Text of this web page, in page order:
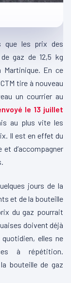
que les prix des
gaz de 12,5 kg
Martinique. En ce
tire à nouveau
un courrier au
le 13 juillet
au plus vite les
Il est en effet du
et d’accompagner
jours de la
et de la bouteille
du gaz pourrait
doivent déjà
elles ne
à répétition.
bouteille de gaz